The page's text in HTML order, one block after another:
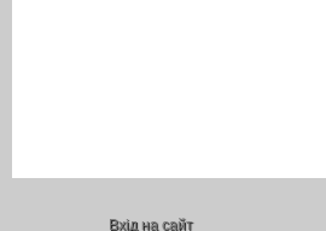
Вхід на сайт